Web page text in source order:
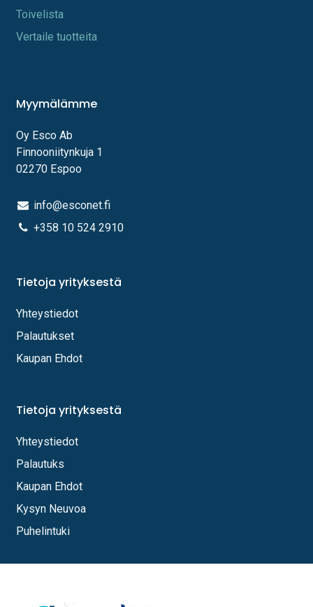
Toi​velista
Vertaile tuotteita
Myymälämme
Oy Esco Ab
Finnooniitynkuja 1
02270 Espoo
info@esconet.fi
+358 10 524 2910
Tietoja yrityksestä
Yhteystiedot
Palautukset
Kaupan Ehdot
Tietoja yrityksestä
Yhteystiedot
Palautuks
Kaupan Ehdot
Kysyn Neuvoa
Puhelintuki